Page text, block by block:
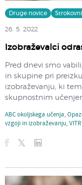
Druge novice
26. 5. 2022
Izobraževalci
Pred dnevi smo
in skupine pri
izobraževanju, ki
skupnostnim
ABC okoljskega učenja,
vzgoji in izobraževanju,VITR